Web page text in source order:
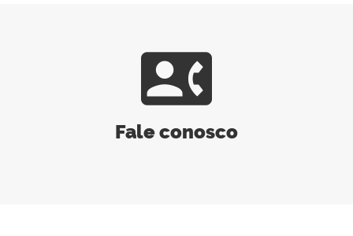
contact_phone
Fale conosco